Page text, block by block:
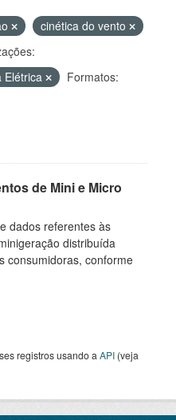
cinética do vento
Elétrica
Formatos:
de Mini e Micro
dados referentes às
distribuída
consumidoras, conforme
registros usando a API (veja